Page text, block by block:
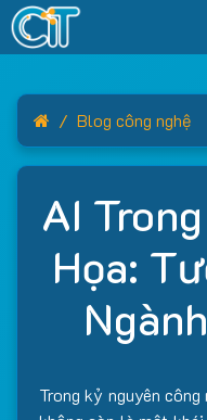
HomeBlog công nghệ
AI
Họa:
Trong kỷ nguyên